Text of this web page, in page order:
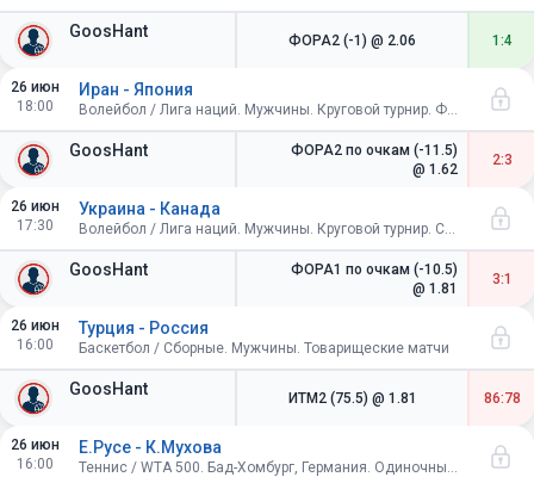
GoosHant ФОРА2 (-1) @ 2.06 1:4
26 июн
18:00
GoosHant
Иран - Япония
Волейбол / Лига наций. Мужчины. Круговой турнир. Франция
ФОРА2 по очкам (-11.5)
@ 1.62
2:3
26 июн
17:30
GoosHant
Украина - Канада
Волейбол / Лига наций. Мужчины. Круговой турнир. Словения
ФОРА1 по очкам (-10.5)
@ 1.81
3:1
26 июн
16:00
GoosHant
Турция - Россия
Баскетбол / Сборные. Мужчины. Товарищеские матчи
ИТМ2 (75.5) @ 1.81 86:78
26 июн
16:00
Е.Русе - К.Мухова
Теннис / WTA 500. Бад-Хомбург, Германия. Одиночный разряд. 1/2 финала